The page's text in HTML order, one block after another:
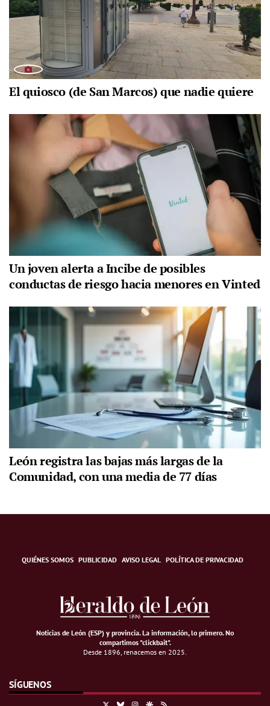
El quiosco (de San Marcos) que nadie quiere
Un joven alerta a Incibe de posibles
conductas de riesgo hacia menores en Vinted
León registra las bajas más largas de la
Comunidad, con una media de 77 días
QUIÉNES SOMOS PUBLICIDAD AVISO LEGAL POLÍTICA DE PRIVACIDAD
Noticias de León (ESP) y provincia. La información, lo primero.No
compartimos "clickbait".
Desde 1896, renacemos en 2025.
SÍGUENOS
BlueskyInstagramGoogle Discover